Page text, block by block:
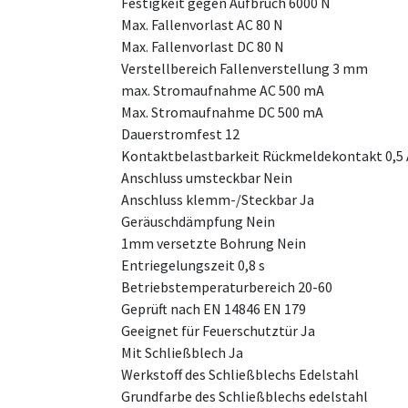
Max. Fallenvorlast AC 80 N
Max. Fallenvorlast DC 80 N
Verstellbereich Fallenverstellung 3 mm
max. Stromaufnahme AC 500 mA
Max. Stromaufnahme DC 500 mA
Dauerstromfest 12
Kontaktbelastbarkeit Rückmeldekontakt 0,5
Anschluss umsteckbar Nein
Anschluss klemm-/Steckbar Ja
Geräuschdämpfung Nein
1mm versetzte Bohrung Nein
Entriegelungszeit 0,8 s
Betriebstemperaturbereich 20-60
Geprüft nach EN 14846 EN 179
Geeignet für Feuerschutztür Ja
Mit Schließblech Ja
Werkstoff des Schließblechs Edelstahl
Grundfarbe des Schließblechs edelstahl